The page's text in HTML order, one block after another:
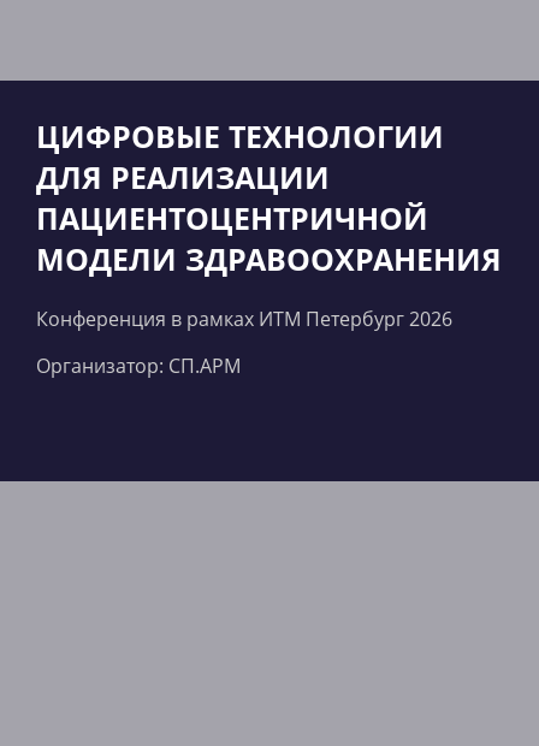
ЦИФРОВЫЕ ТЕХНОЛОГИИ
ДЛЯ РЕАЛИЗАЦИИ
ПАЦИЕНТОЦЕНТРИЧНОЙ
МОДЕЛИ ЗДРАВООХРАНЕНИЯ
Конференция в рамках ИТМ Петербург 2026
Организатор: СП.АРМ